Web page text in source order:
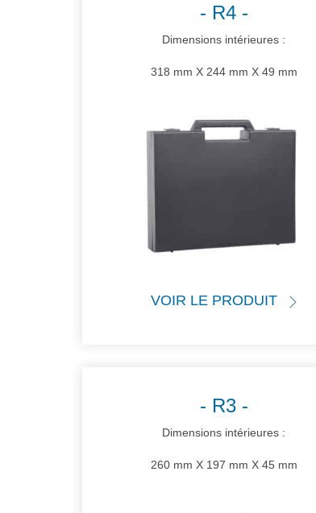
R4
Dimensions intérieures :
318 mm X 244 mm X 49 mm
VOIR LE PRODUIT
R3
Dimensions intérieures :
260 mm X 197 mm X 45 mm